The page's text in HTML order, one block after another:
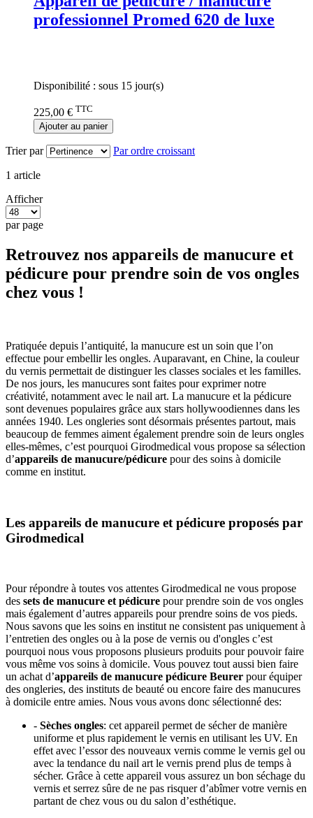
professionnel Promed 620 de luxe
Disponibilité : sous 15 jour(s)
225,00 € TTC
Ajouter au panier
Trier par Par ordre croissant
1 article
Afficher
par page
Retrouvez nos appareils de manucure et
pédicure pour prendre soin de vos ongles
chez vous !
Pratiquée depuis l’antiquité, la manucure est un soin que l’on
effectue pour embellir les ongles. Auparavant, en Chine, la couleur
du vernis permettait de distinguer les classes sociales et les familles.
De nos jours, les manucures sont faites pour exprimer notre
créativité, notamment avec le nail art. La manucure et la pédicure
sont devenues populaires grâce aux stars hollywoodiennes dans les
années 1940. Les ongleries sont désormais présentes partout, mais
beaucoup de femmes aiment également prendre soin de leurs ongles
elles-mêmes, c’est pourquoi Girodmedical vous propose sa sélection
d’appareils de manucure/pédicure pour des soins à domicile
comme en institut.
Les appareils de manucure et pédicure proposés par
Girodmedical
Pour répondre à toutes vos attentes Girodmedical ne vous propose
des sets de manucure et pédicure pour prendre soin de vos ongles
mais également d’autres appareils pour prendre soins de vos pieds.
Nous savons que les soins en institut ne consistent pas uniquement à
l’entretien des ongles ou à la pose de vernis ou d'ongles c’est
pourquoi nous vous proposons plusieurs produits pour pouvoir faire
vous même vos soins à domicile. Vous pouvez tout aussi bien faire
un achat d’appareils de manucure pédicure Beurer pour équiper
des ongleries, des instituts de beauté ou encore faire des manucures
à domicile entre amies. Nous vous avons donc sélectionné des:
- Sèches ongles: cet appareil permet de sécher de manière
uniforme et plus rapidement le vernis en utilisant les UV. En
effet avec l’essor des nouveaux vernis comme le vernis gel ou
avec la tendance du nail art le vernis prend plus de temps à
sécher. Grâce à cette appareil vous assurez un bon séchage du
vernis et serrez sûre de ne pas risquer d’abîmer votre vernis en
partant de chez vous ou du salon d’esthétique.